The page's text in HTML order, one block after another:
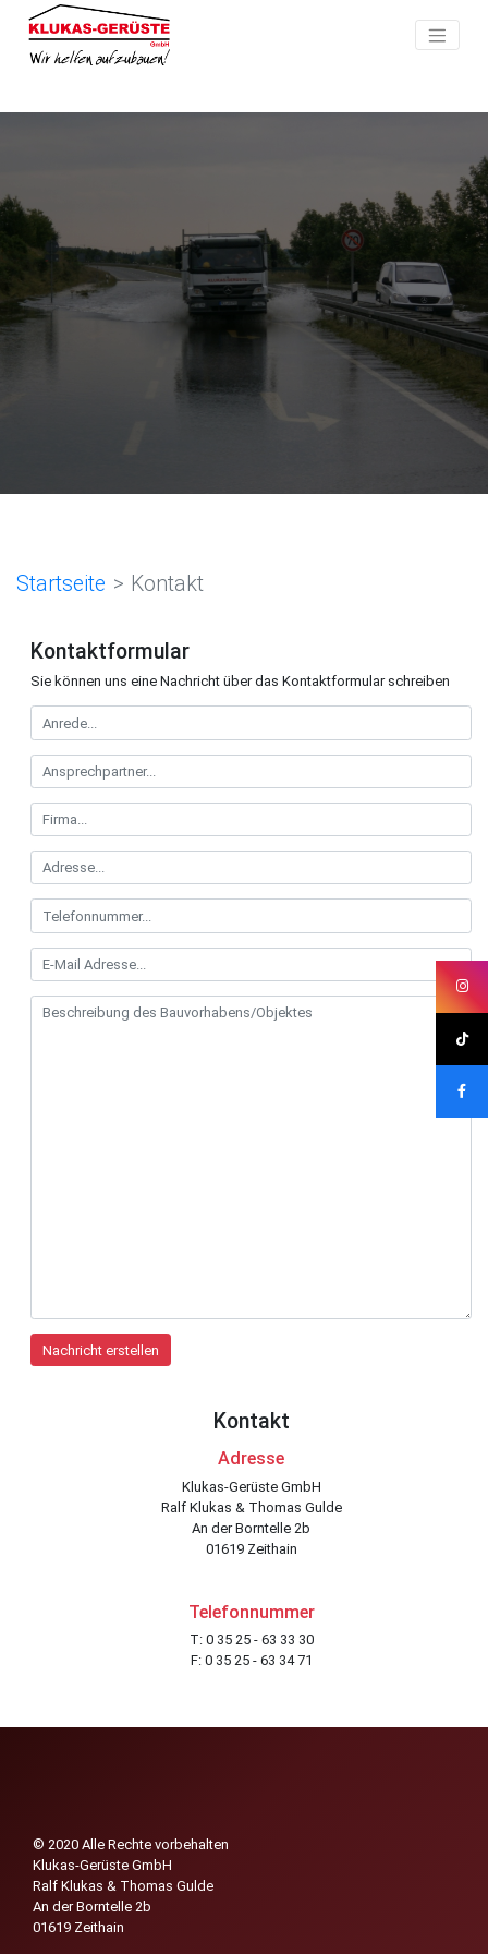
Startseite Kontakt
Kontaktformular
Sie können uns eine Nachricht über das Kontaktformular schreiben
If you
are a
Kontakt
Adresse
Klukas-Gerüste GmbH
Ralf Klukas & Thomas Gulde
An der Borntelle 2b
01619 Zeithain
Telefonnummer
T: 0 35 25 - 63 33 30
F: 0 35 25 - 63 34 71
© 2020 Alle Rechte vorbehalten
Klukas-Gerüste GmbH
Ralf Klukas & Thomas Gulde
An der Borntelle 2b
01619 Zeithain